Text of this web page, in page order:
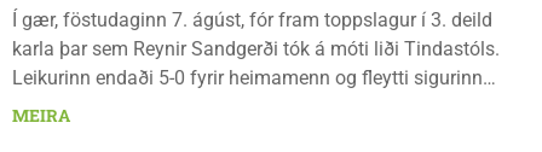
Í gær, föstudaginn 7. ágúst, fór fram toppslagur í 3. deild
karla þar sem Reynir Sandgerði tók á móti liði Tindastóls.
Leikurinn endaði 5-0 fyrir heimamenn og fleytti sigurinn
Reynismönnum á topp deildarinnar en Stólunum í annað
MEIRA